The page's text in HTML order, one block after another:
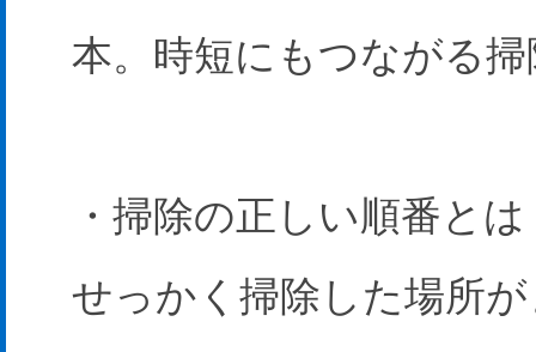
本。時短にもつながる
・掃除の正しい順番とは
せっかく掃除した場所